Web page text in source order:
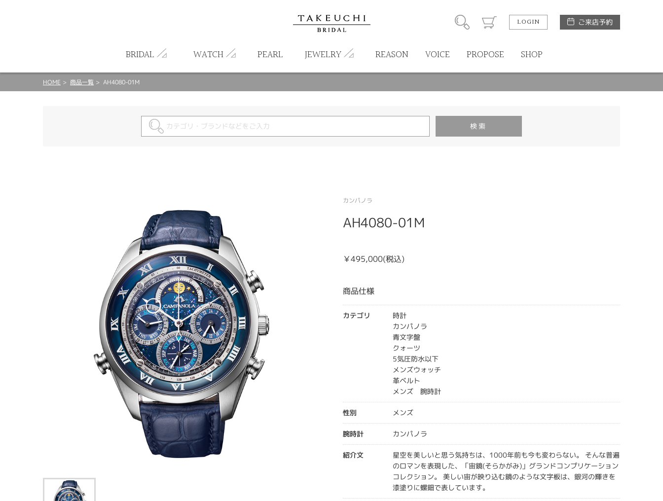
LOGIN ご来店予約
BRIDAL WATCH PEARL JEWELRY REASON VOICE PROPOSE SHOP
HOME 商品一覧 AH4080-01M
カンパノラ
AH4080-01M
￥495,000(税込)
商品仕様
カテゴリ
時計
カンパノラ
青文字盤
クォーツ
5気圧防水以下
メンズウォッチ
革ベルト
メンズ 腕時計
性別 メンズ
腕時計 カンパノラ
紹介文
星空を美しいと思う気持ちは、1000年前も今も変わらない。 そんな普遍
のロマンを表現した、「宙鏡(そらかがみ)」グランドコンプリケーション
コレクション。 美しい宙が映り込む鏡のような⽂字板は、銀河の輝きを
漆塗りに螺鈿で表しています。